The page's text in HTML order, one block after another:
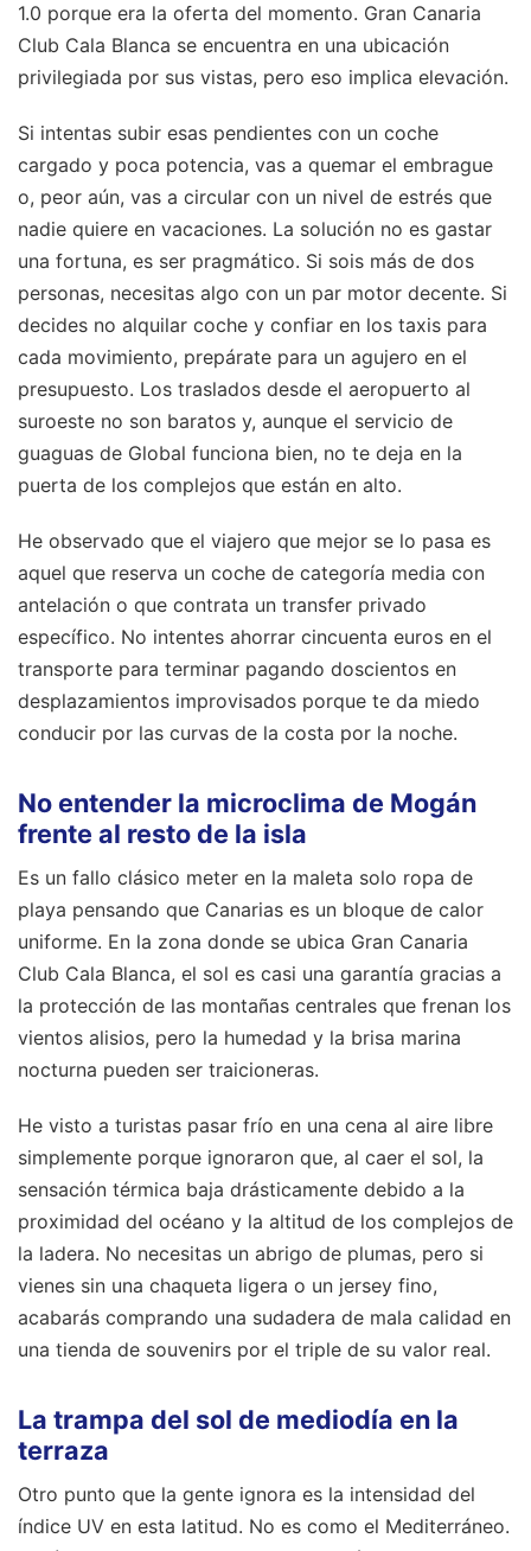
1.0 porque era la oferta del momento. Gran Canaria
Club Cala Blanca se encuentra en una ubicación
privilegiada por sus vistas, pero eso implica elevación.
Si intentas subir esas pendientes con un coche
cargado y poca potencia, vas a quemar el embrague
o, peor aún, vas a circular con un nivel de estrés que
nadie quiere en vacaciones. La solución no es gastar
una fortuna, es ser pragmático. Si sois más de dos
personas, necesitas algo con un par motor decente. Si
decides no alquilar coche y confiar en los taxis para
cada movimiento, prepárate para un agujero en el
presupuesto. Los traslados desde el aeropuerto al
suroeste no son baratos y, aunque el servicio de
guaguas de Global funciona bien, no te deja en la
puerta de los complejos que están en alto.
He observado que el viajero que mejor se lo pasa es
aquel que reserva un coche de categoría media con
antelación o que contrata un transfer privado
específico. No intentes ahorrar cincuenta euros en el
transporte para terminar pagando doscientos en
desplazamientos improvisados porque te da miedo
conducir por las curvas de la costa por la noche.
No entender la microclima de Mogán
frente al resto de la isla
Es un fallo clásico meter en la maleta solo ropa de
playa pensando que Canarias es un bloque de calor
uniforme. En la zona donde se ubica Gran Canaria
Club Cala Blanca, el sol es casi una garantía gracias a
la protección de las montañas centrales que frenan los
vientos alisios, pero la humedad y la brisa marina
nocturna pueden ser traicioneras.
He visto a turistas pasar frío en una cena al aire libre
simplemente porque ignoraron que, al caer el sol, la
sensación térmica baja drásticamente debido a la
proximidad del océano y la altitud de los complejos de
la ladera. No necesitas un abrigo de plumas, pero si
vienes sin una chaqueta ligera o un jersey fino,
acabarás comprando una sudadera de mala calidad en
una tienda de souvenirs por el triple de su valor real.
La trampa del sol de mediodía en la
terraza
Otro punto que la gente ignora es la intensidad del
índice UV en esta latitud. No es como el Mediterráneo.